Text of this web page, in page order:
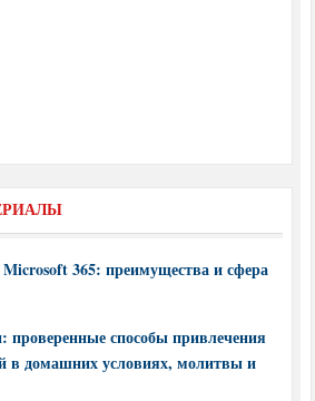
365: преимущества и сфера
проверенные способы привлечения
в домашних условиях, молитвы и